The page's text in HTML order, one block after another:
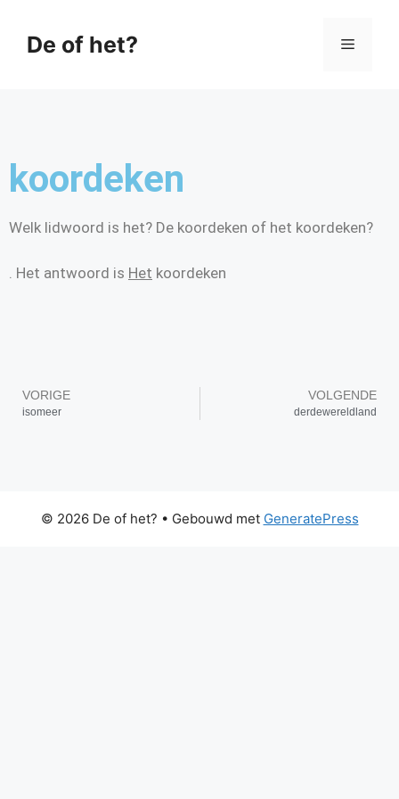
De of het?
koordeken
Welk lidwoord is het? De koordeken of het koordeken?
. Het antwoord is Het koordeken
VORIGE
isomeer
VOLGENDE
derdewereldland
© 2026 De of het? • Gebouwd met GeneratePress